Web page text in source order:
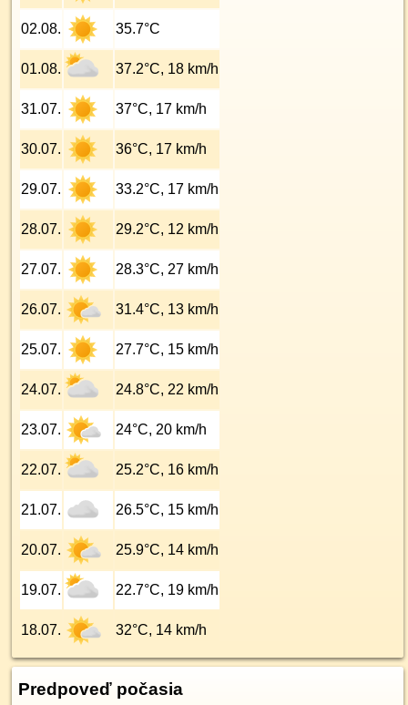
02.08. 35.7°C
01.08. 37.2°C, 18 km/h
31.07. 37°C, 17 km/h
30.07. 36°C, 17 km/h
29.07. 33.2°C, 17 km/h
28.07. 29.2°C, 12 km/h
27.07. 28.3°C, 27 km/h
26.07. 31.4°C, 13 km/h
25.07. 27.7°C, 15 km/h
24.07. 24.8°C, 22 km/h
23.07. 24°C, 20 km/h
22.07. 25.2°C, 16 km/h
21.07. 26.5°C, 15 km/h
20.07. 25.9°C, 14 km/h
19.07. 22.7°C, 19 km/h
18.07. 32°C, 14 km/h
Predpoveď počasia